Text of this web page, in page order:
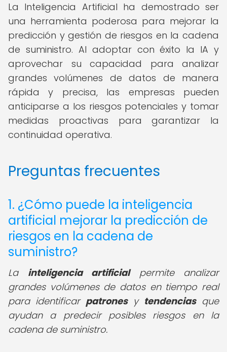
La Inteligencia Artificial ha demostrado ser
una herramienta poderosa para mejorar la
predicción y gestión de riesgos en la cadena
de suministro. Al adoptar con éxito la IA y
aprovechar su capacidad para analizar
grandes volúmenes de datos de manera
rápida y precisa, las empresas pueden
anticiparse a los riesgos potenciales y tomar
medidas proactivas para garantizar la
continuidad operativa.
Preguntas frecuentes
1. ¿Cómo puede la inteligencia
artificial mejorar la predicción de
riesgos en la cadena de
suministro?
La inteligencia artificialpermite analizar
grandes volúmenes de datos en tiempo real
para identificar patronesy tendenciasque
ayudan a predecir posibles riesgos en la
cadena de suministro.